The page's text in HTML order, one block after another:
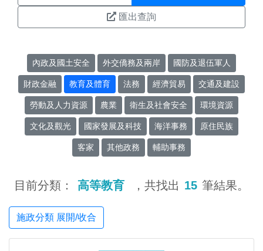
匯出查詢
內政及國土安全 外交僑務及兩岸 國防及退伍軍人
財政金融 教育及體育 法務 經濟貿易 交通及建設
勞動及人力資源 農業 衛生及社會安全 環境資源
文化及觀光 國家發展及科技 海洋事務 原住民族
客家 其他政務 輔助事務
目前分類： 高等教育 ，共找出 15 筆結果。
施政分類 展開/收合